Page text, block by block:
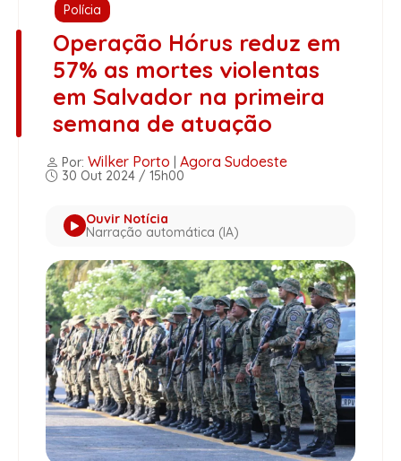
Polícia
Operação Hórus reduz em
57% as mortes violentas
em Salvador na primeira
semana de atuação
Por: Wilker Porto Agora Sudoeste
30 Out 2024 / 15h00
Ouvir Notícia
Narração automática (IA)